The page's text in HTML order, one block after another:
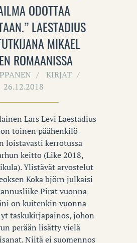
ODOTTAA
LAESTADIUS
MIKAEL
ROMAANISSA
KIRJAT
26.12.2018
Lars Levi Laestadius
toinen päähenkilö
loistavasti kerrotussa
keitto (Like 2018,
Ylistävät arvostelut
Koka björn julkaisi
Pirat vuonna
on kuitenkin vuonna
taskukirjapainos, johon
perään lisätty vielä
Niitä ei suomennos